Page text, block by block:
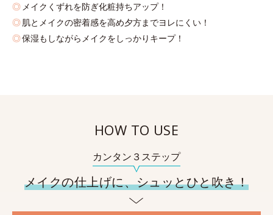
メイクくずれを防ぎ化粧持ちアップ！
肌とメイクの密着感を高め夕方までヨレにくい！
保湿もしながらメイクをしっかりキープ！
HOW TO USE
カンタン３ステップ
メイクの仕上げに、シュッとひと吹き！